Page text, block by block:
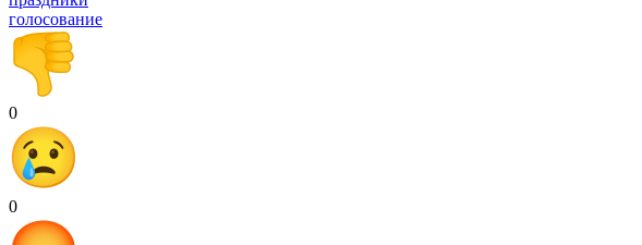
голосование
0
0